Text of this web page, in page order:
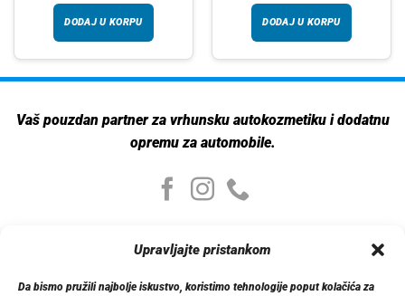
Upravljajte pristankom
Da bismo pružili najbolje iskustvo, koristimo tehnologije poput kolačića za
DODAJ U KORPU DODAJ U KORPU
Vaš pouzdan partner za vrhunsku autokozmetiku i dodatnu
opremu za automobile.
Moj nalog
Moj nalog
Moje narudžbe